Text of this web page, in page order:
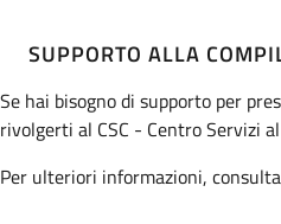
SUPPORTO ALLA
Se hai bisogno di supporto per
rivolgerti al CSC - Centro Servizi
Per ulteriori informazioni,